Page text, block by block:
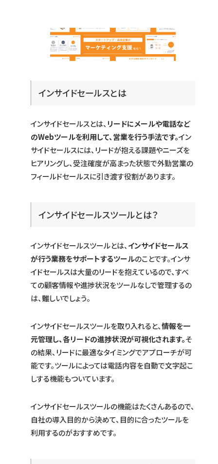
インサイドセールスとは
インサイドセールスとは、 リードにメールや電話など
のWebツールを利用して、営業を行う手法です。イン
サイドセールスには、リードが抱える課題やニーズを
ヒアリングし、受注確度が高まった状態で外勤営業の
フィールドセールスに引き渡す役割があります。
インサイドセールスツールとは？
インサイドセールスツールとは、インサイドセールス
が行う業務をサポートするツールのことです。インサ
イドセールスは大量のリードを抱えているので、すべ
ての顧客情報や進捗状況をツールなしで管理するの
は、難しいでしょう。
インサイドセールスツールを取り入れると、情報を一
元管理し、各リードの進捗状況が可視化されます。そ
の結果、リードに最適なタイミングでアプローチが可
能です。ツールによっては電話内容を自動で文字起こ
しする機能もついています。
インサイドセールスツールの機能はたくさんあるので、
自社の導入目的から決めて、目的に合ったツールを
利用するのがおすすめです。